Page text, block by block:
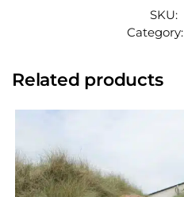
SKU:
Category:
Related products